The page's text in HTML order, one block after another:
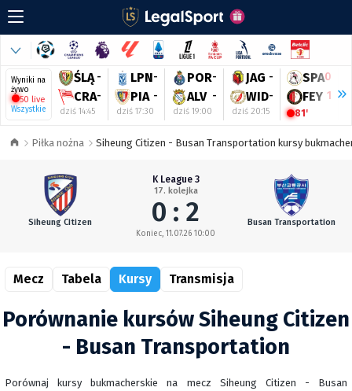
Wyniki na
żywo
50 live
Wszystkie
ŚLĄ -
CRA-
dziś 14:45
LPN-
PIA -
dziś 17:30
POR-
ALV -
dziś 19:00
JAG -
WID-
dziś 20:15
SPA0
FEY 1
81'
Piłka nożna Siheung Citizen - Busan Transportation kursy
Siheung Citizen
K League 3
17. kolejka
0 : 2
Koniec, 11.07.26 10:00
Busan Transportation
Mecz Tabela Kursy Transmisja
Porównanie kursów Siheung Citizen
- Busan Transportation
Porównaj kursy bukmacherskie na mecz Siheung Citizen - Busan